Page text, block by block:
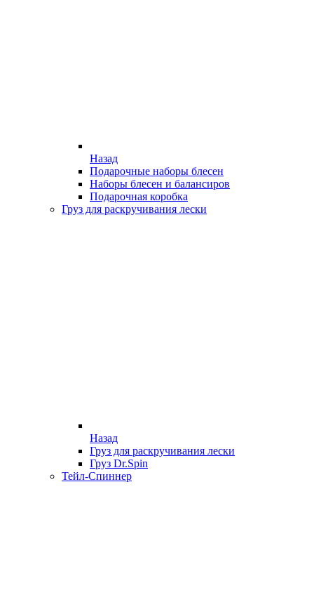
Назад
Подарочные наборы блесен
Наборы блесен и балансиров
Подарочная коробка
Груз для раскручивания лески
Назад
Груз для раскручивания лески
Груз Dr.Spin
Тейл-Спиннер